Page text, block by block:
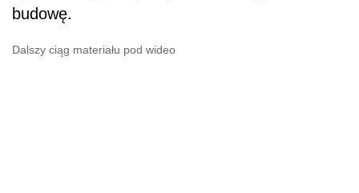
budowę.
Dalszy ciąg materiału pod wideo